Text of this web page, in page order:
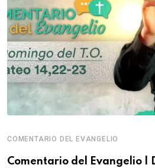
COMENTARIO DEL EVANGELIO
Comentario del Evangelio |